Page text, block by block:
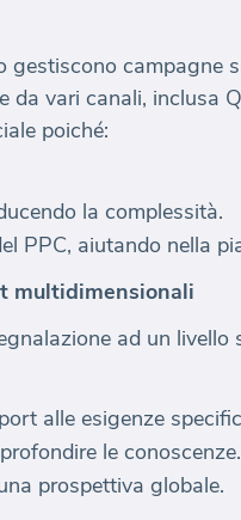
campagne
vari canali, inclusa
poiché:
la complessità.
PPC, aiutando nella
multidimensionali
ad un livello
alle esigenze
le conoscenze.
prospettiva globale.